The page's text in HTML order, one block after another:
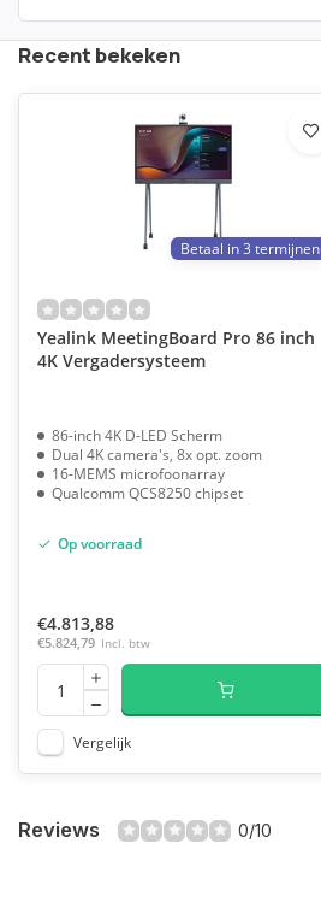
Recent bekeken
Betaal in 3 termijnen
Yealink MeetingBoard Pro 86 inch
4K Vergadersysteem
86-inch 4K D-LED Scherm
Dual 4K camera's, 8x opt. zoom
16-MEMS microfoonarray
Qualcomm QCS8250 chipset
Op voorraad
€4.813,88
€5.824,79 Incl. btw
Vergelijk
Reviews 0/10